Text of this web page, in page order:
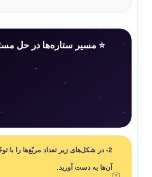
⭐ مسیر ستاره‌ها در حل
2- در شکل‌های زیر تعداد مربّع‌ها را با
آن‌ها به دست آورید.